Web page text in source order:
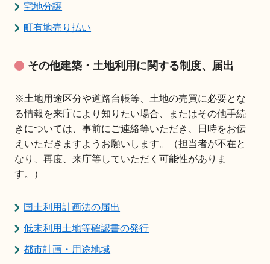
宅地分譲
町有地売り払い
その他建築・土地利用に関する制度、届出
※土地用途区分や道路台帳等、土地の売買に必要とな
る情報を来庁により知りたい場合、またはその他手続
きについては、事前にご連絡等いただき、日時をお伝
えいただきますようお願いします。（担当者が不在と
なり、再度、来庁等していただく可能性がありま
す。）
国土利用計画法の届出
低未利用土地等確認書の発行
都市計画・用途地域